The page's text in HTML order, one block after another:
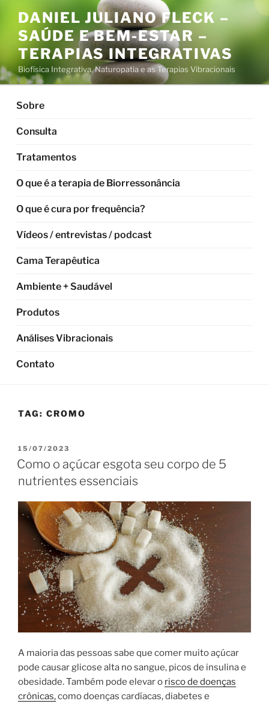
conteúdo
DANIEL JULIANO FLECK –
SAÚDE E BEM-ESTAR –
TERAPIAS INTEGRATIVAS
Biofísica Integrativa, Naturopatia e as Terapias Vibracionais
Sobre
Consulta
Tratamentos
O que é a terapia de Biorressonância
O que é cura por frequência?
Vídeos / entrevistas / podcast
Cama Terapêutica
Ambiente + Saudável
Produtos
Análises Vibracionais
Contato
TAG: CROMO
PUBLICADO
EM
15/07/2023
Como o açúcar esgota seu corpo de 5
nutrientes essenciais
A maioria das pessoas sabe que comer muito açúcar
pode causar glicose alta no sangue, picos de insulina e
obesidade. Também pode elevar o risco de doenças
crônicas,como doenças cardíacas, diabetes e